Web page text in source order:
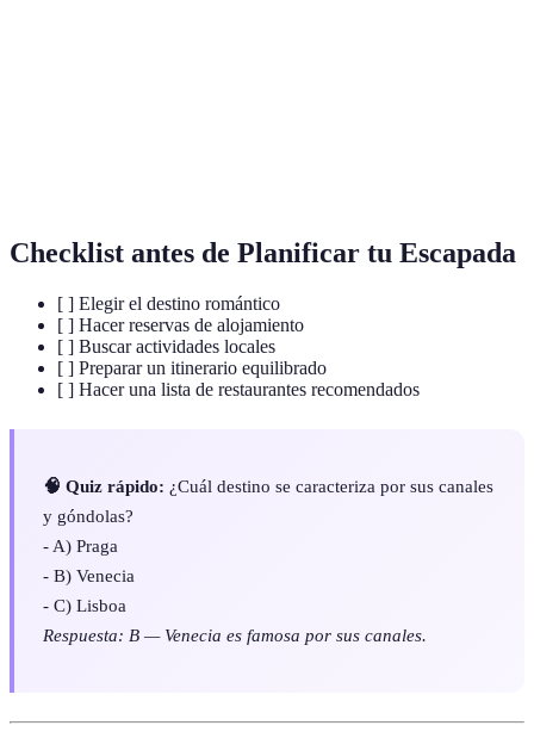
Checklist antes de Planificar tu Escapada
[ ] Elegir el destino romántico
[ ] Hacer reservas de alojamiento
[ ] Buscar actividades locales
[ ] Preparar un itinerario equilibrado
[ ] Hacer una lista de restaurantes recomendados
🧠 Quiz rápido: ¿Cuál destino se caracteriza por sus canales
y góndolas?
- A) Praga
- B) Venecia
- C) Lisboa
Respuesta: B — Venecia es famosa por sus canales.